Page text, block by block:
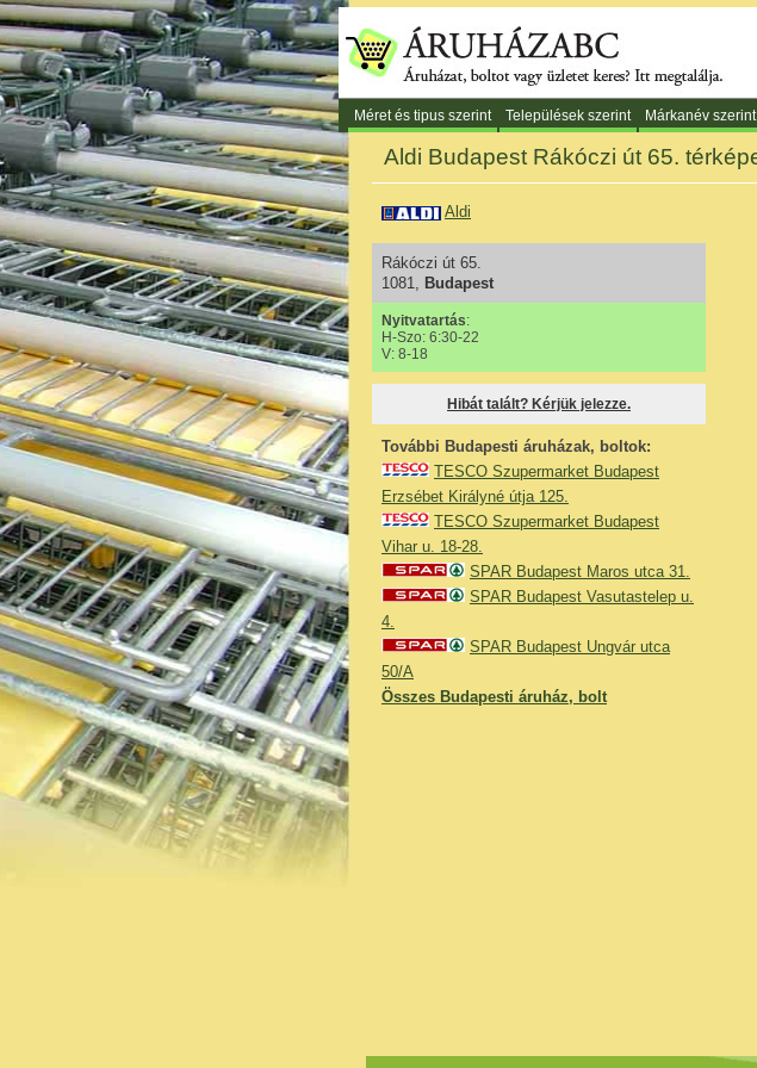
Méret és tipus szerint Települések szerint Márkanév szerint
Aldi Budapest Rákóczi út 65.
Aldi
Rákóczi út 65.
1081, Budapest
Nyitvatartás:
H-Szo: 6:30-22
V: 8-18
Hibát talált? Kérjük jelezze.
További Budapesti áruházak, boltok:
TESCO Szupermarket Budapest
Erzsébet Királyné útja 125.
TESCO Szupermarket Budapest
Vihar u. 18-28.
SPAR Budapest Maros utca 31.
SPAR Budapest Vasutastelep u.
4.
SPAR Budapest Ungvár utca
50/A
Összes Budapesti áruház, bolt